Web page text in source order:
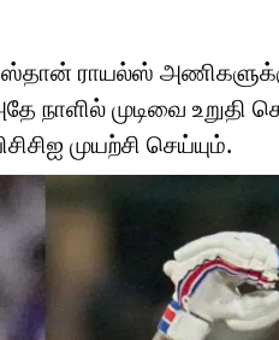
ராயல்ஸ்
நாளில் முடிவை
முயற்சி செய்யும்.